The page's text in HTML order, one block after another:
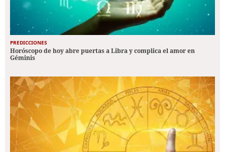
PREDICCIONES
Horóscopo de hoy abre puertas a Libra y complica el amor en
Géminis